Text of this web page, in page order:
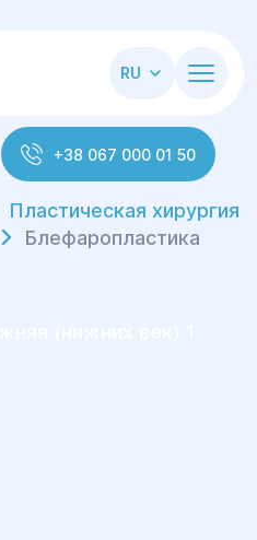
RU
+38 067 000 01 50
Пластическая хирургия
Блефаропластика